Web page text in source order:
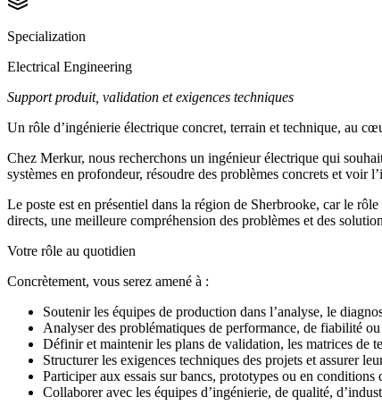
Specialization
Electrical Engineering
Support produit, validation et exigences techniques
Un rôle d’ingénierie électrique concret, terrain et technique, au
Chez Merkur, nous recherchons un ingénieur électrique qui
systèmes en profondeur, résoudre des problèmes concrets et voir
Le poste est en présentiel dans la région de Sherbrooke, car le
directs, une meilleure compréhension des problèmes et des
Votre rôle au quotidien
Concrètement, vous serez amené à :
Soutenir les équipes de production dans l’analyse, le
Analyser des problématiques de performance, de fiabilité
Définir et maintenir les plans de validation, les matrices de
Structurer les exigences techniques des projets et assurer
Participer aux essais sur bancs, prototypes ou en
Collaborer avec les équipes d’ingénierie, de qualité,